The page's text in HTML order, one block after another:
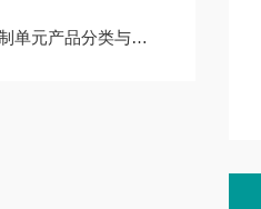
元产品分类与核心功能